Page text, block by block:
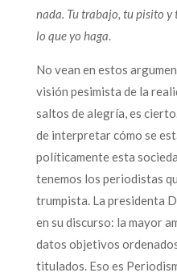
nada. Tu trabajo, tu pisito y
lo que yo haga.
No vean en estos
visión pesimista de la
saltos de alegría, es
de interpretar cómo se
políticamente esta
tenemos los periodistas
trumpista. La presidenta
en su discurso: la mayor
datos objetivos
titulados. Eso es